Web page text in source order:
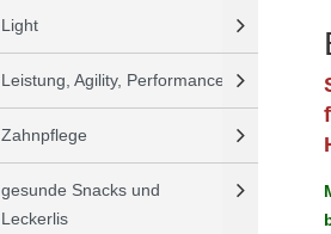
Light
Leistung, Agility, Performance
Zahnpflege
gesunde Snacks und
Leckerlis